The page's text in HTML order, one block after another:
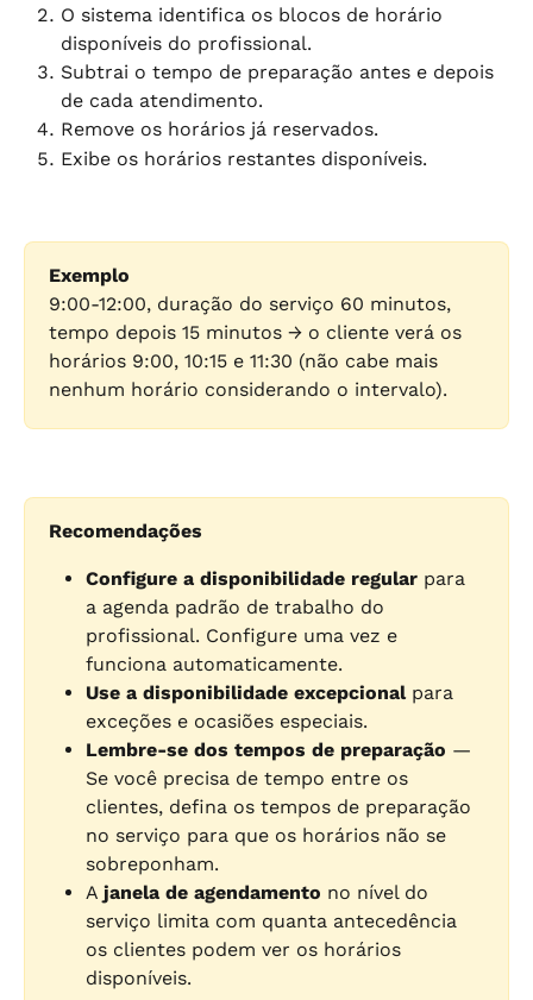
O sistema identifica os blocos de horário
disponíveis do profissional.
Subtrai o tempo de preparação antes e depois
de cada atendimento.
Remove os horários já reservados.
Exibe os horários restantes disponíveis.
Exemplo
9:00-12:00, duração do serviço 60 minutos,
tempo depois 15 minutos → o cliente verá os
horários 9:00, 10:15 e 11:30 (não cabe mais
nenhum horário considerando o intervalo).
Recomendações
Configure a disponibilidade regular para
a agenda padrão de trabalho do
profissional. Configure uma vez e
funciona automaticamente.
Use a disponibilidade excepcional para
exceções e ocasiões especiais.
Lembre-se dos tempos de preparação —
Se você precisa de tempo entre os
clientes, defina os tempos de preparação
no serviço para que os horários não se
sobreponham.
A janela de agendamento no nível do
serviço limita com quanta antecedência
os clientes podem ver os horários
disponíveis.